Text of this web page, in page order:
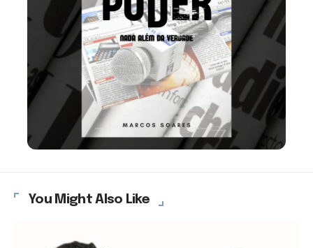
You Might Also Like